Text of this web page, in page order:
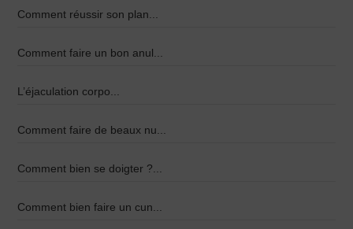
Comment réussir son plan...
Comment faire un bon anul...
L’éjaculation corpo...
Comment faire de beaux nu...
Comment bien se doigter ?...
Comment bien faire un cun...